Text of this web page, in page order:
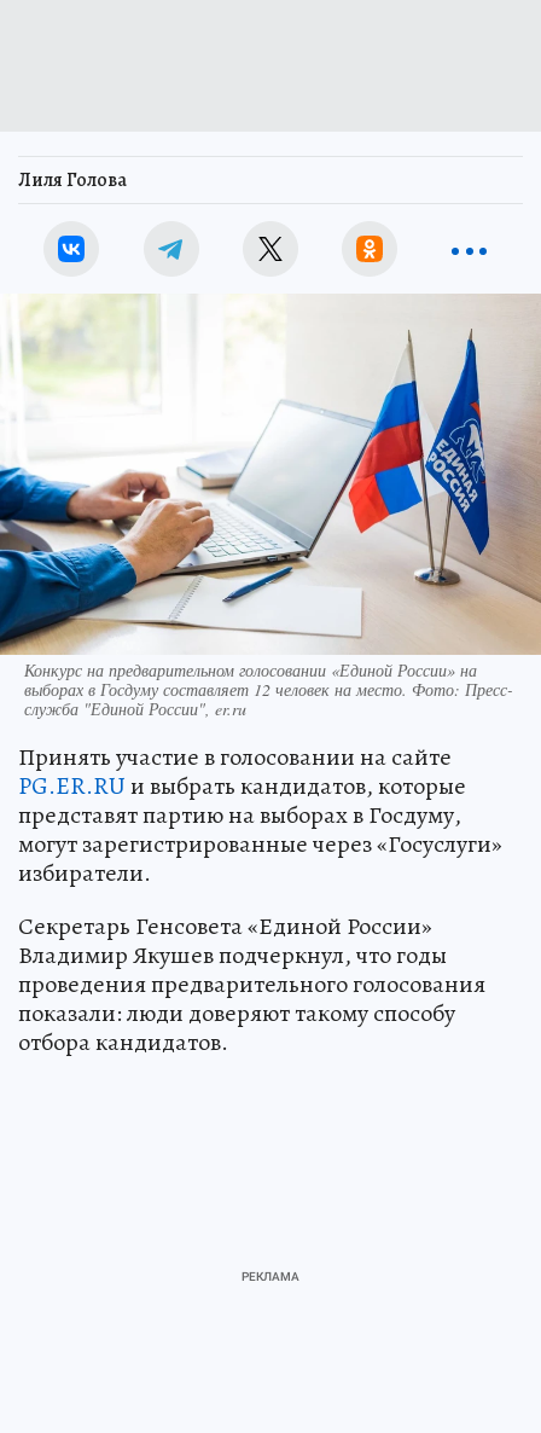
Лиля Голова
Конкурс на предварительном голосовании «Единой России» на
выборах в Госдуму составляет 12 человек на место. Фото: Пресс-
служба "Единой России", er.ru
Принять участие в голосовании на сайте
PG.ER.RUи выбрать кандидатов, которые
представят партию на выборах в Госдуму,
могут зарегистрированные через «Госуслуги»
избиратели.
Секретарь Генсовета «Единой России»
Владимир Якушев подчеркнул, что годы
проведения предварительного голосования
показали: люди доверяют такому способу
отбора кандидатов.